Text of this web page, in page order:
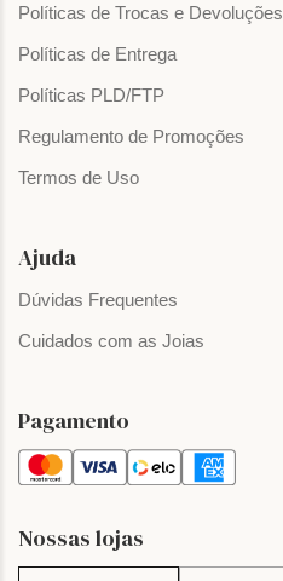
Políticas de Trocas e Devoluções
Políticas de Entrega
Políticas PLD/FTP
Regulamento de Promoções
Termos de Uso
Ajuda
Dúvidas Frequentes
Cuidados com as Joias
Pagamento
Nossas lojas